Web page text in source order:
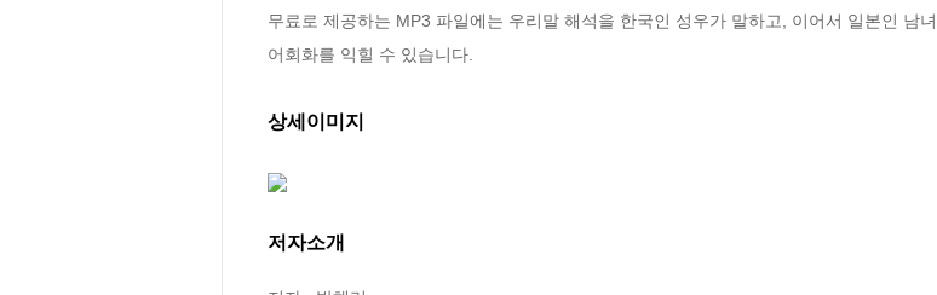
무료로 제공하는 MP3 파일에는 우리말 해석을 한국인 성우가 말하고, 이어서 일본인 남
어회화를 익힐 수 있습니다.
상세이미지
저자소개